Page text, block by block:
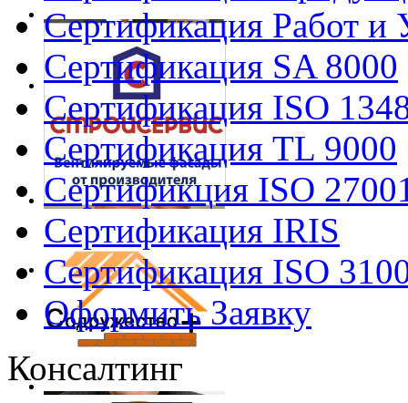
Сертификация Работ и
Сертификация SA 8000
Сертификация ISO
Сертификация TL 9000
Сертификция ISO
Сертификация IRIS
Сертификация ISO
Оформить Заявку
Консалтинг